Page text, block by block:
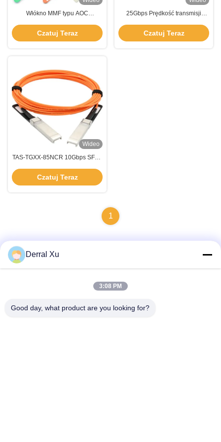
Włókno MMF typu AOC
850nm TAS-X5A3-85NCR
Czatuj Teraz
25Gbps Prędkość transmisji
Transceiver elektryczny 850nm
Czatuj Teraz
Wideo
TAS-TGXX-85NCR 10Gbps SFP+
integralność sygnału
Czatuj Teraz
1
Budynek 2#, nr.1000 aleja Tiangong, ulica Xinxing, nowa
Derral Xu
3:08 PM
Good day, what product are you looking for?